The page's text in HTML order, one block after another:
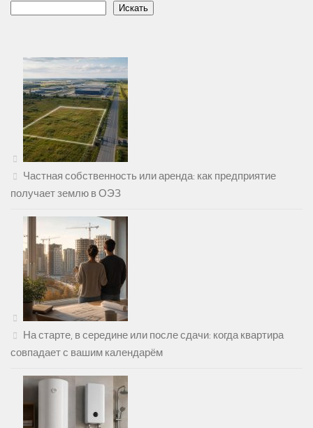
Искать
Частная собственность или аренда: как предприятие
получает землю в ОЭЗ
На старте, в середине или после сдачи: когда квартира
совпадает с вашим календарём